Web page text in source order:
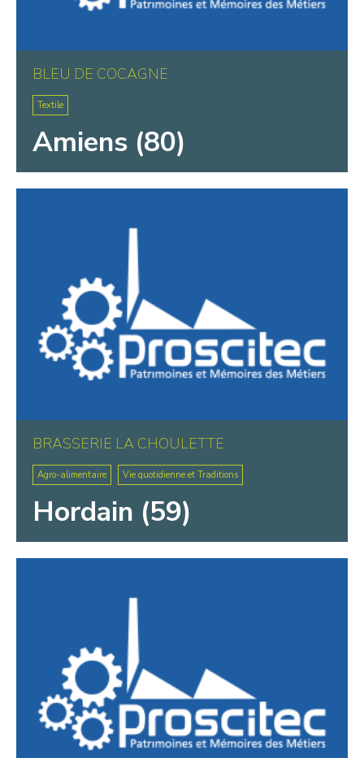
BLEU DE COCAGNE
Textile
Amiens (80)
BRASSERIE LA CHOULETTE
Agro-alimentaire Vie quotidienne et Traditions
Hordain (59)